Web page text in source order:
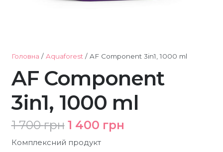
Головна / Aquaforest / AF Component 3in1, 1000 ml
AF Component
3in1, 1000 ml
1 700грн Оригінальна
1
1 400 грн
Комплексний продукт